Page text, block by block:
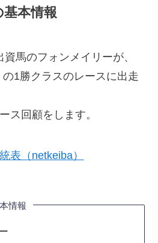
本情報
馬のフォンメイリーが、
1勝クラスのレースに出走
ス回顧をします。
表（netkeiba）
情報